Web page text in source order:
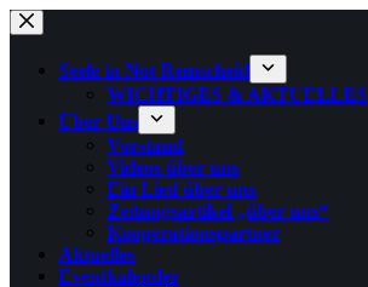
Zum
Inhalt
springenSeele in Not Remscheid
WICHTIGES & AKTUELLES
Über Uns
Vorstand
Videos über uns
Ein Lied über uns
Zeitungsartikel „über uns“
Kooperationspartner
Aktuelles
Eventkalender